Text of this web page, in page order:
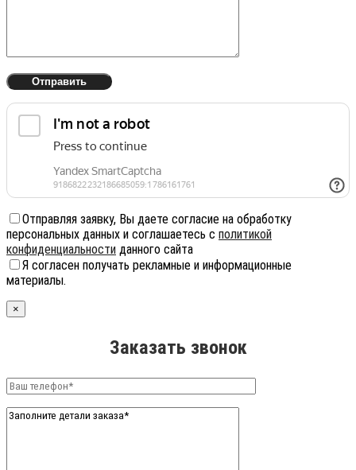
Отправляя заявку, Вы даете согласие на обработку
персональных данных и соглашаетесь с политикой
конфиденциальности данного сайта
Я согласен получать рекламные и информационные
материалы.
×
Заказать звонок